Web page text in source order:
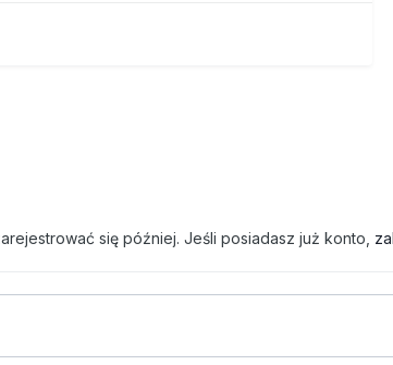
się później. Jeśli posiadasz już konto,